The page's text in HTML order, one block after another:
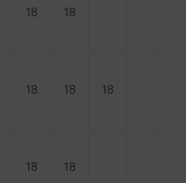
18 18
18 18 18
18 18